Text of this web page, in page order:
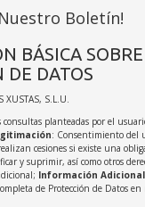
Boletín!
BÁSICA SOBRE
DE DATOS
XUSTAS, S.L.U.
consultas planteadas por el
: Consentimiento del
cesiones si existe una
y suprimir, así como otros
Información Adicional
de Protección de Datos en